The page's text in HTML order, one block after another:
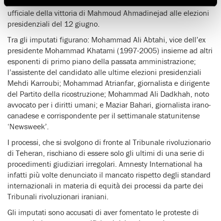
organizzato le manifestazioni di protesta, seguite all’annuncio
ufficiale della vittoria di Mahmoud Ahmadinejad alle elezioni
presidenziali del 12 giugno.
Tra gli imputati figurano: Mohammad Ali Abtahi, vice dell’ex
presidente Mohammad Khatami (1997-2005) insieme ad altri
esponenti di primo piano della passata amministrazione;
l’assistente del candidato alle ultime elezioni presidenziali
Mehdi Karroubi; Mohammad Atrianfar, giornalista e dirigente
del Partito della ricostruzione; Mohammad Ali Dadkhah, noto
avvocato per i diritti umani; e Maziar Bahari, giornalista irano-
canadese e corrispondente per il settimanale statunitense
‘Newsweek’.
I processi, che si svolgono di fronte al Tribunale rivoluzionario
di Teheran, rischiano di essere solo gli ultimi di una serie di
procedimenti giudiziari irregolari. Amnesty International ha
infatti più volte denunciato il mancato rispetto degli standard
internazionali in materia di equità dei processi da parte dei
Tribunali rivoluzionari iraniani.
Gli imputati sono accusati di aver fomentato le proteste di